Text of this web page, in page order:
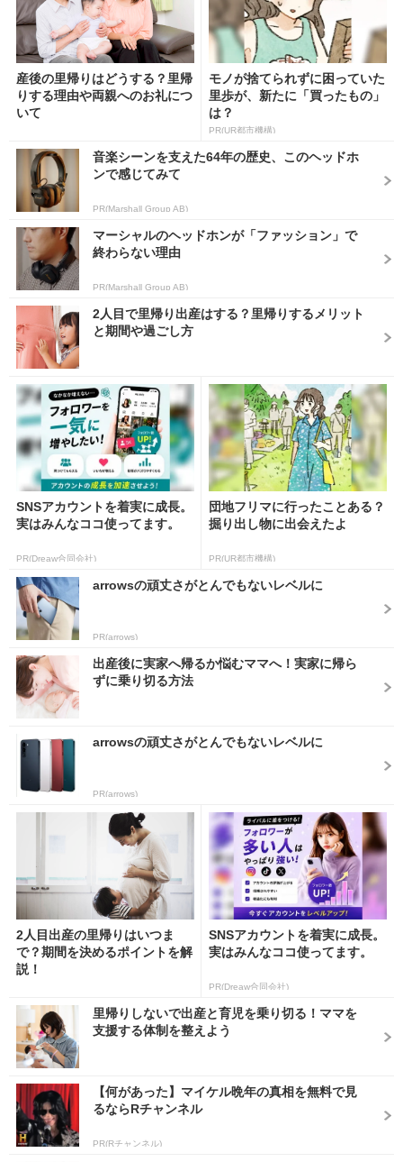
産後の里帰りはどうする？里帰
りする理由や両親へのお礼につ
いて
モノが捨てられずに困っていた
里歩が、新たに「買ったもの」
は？
PR(UR都市機構)
音楽シーンを支えた64年の歴史、このヘッドホ
ンで感じてみて
PR(Marshall Group AB)
マーシャルのヘッドホンが「ファッション」で
終わらない理由
PR(Marshall Group AB)
2人目で里帰り出産はする？里帰りするメリット
と期間や過ごし方
SNSアカウントを着実に成長。
実はみんなココ使ってます。
PR(Dreaw合同会社)
団地フリマに行ったことある？
掘り出し物に出会えたよ
PR(UR都市機構)
arrowsの頑丈さがとんでもないレベルに
PR(arrows)
出産後に実家へ帰るか悩むママへ！実家に帰ら
ずに乗り切る方法
arrowsの頑丈さがとんでもないレベルに
PR(arrows)
2人目出産の里帰りはいつま
で？期間を決めるポイントを解
説！
SNSアカウントを着実に成長。
実はみんなココ使ってます。
PR(Dreaw合同会社)
里帰りしないで出産と育児を乗り切る！ママを
支援する体制を整えよう
【何があった】マイケル晩年の真相を無料で見
るならRチャンネル
PR(Rチャンネル)